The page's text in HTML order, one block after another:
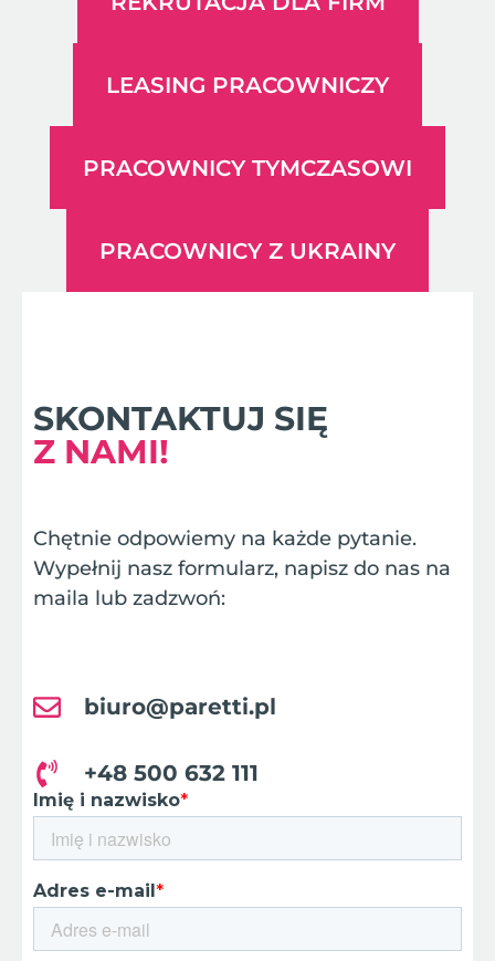
LEASING PRACOWNICZY
PRACOWNICY TYMCZASOWI
PRACOWNICY Z UKRAINY
SKONTAKTUJ SIĘ
Z NAMI!
Chętnie odpowiemy na każde pytanie.
Wypełnij nasz formularz, napisz do nas na
maila lub zadzwoń:
biuro@paretti.pl
+48 500 632 111